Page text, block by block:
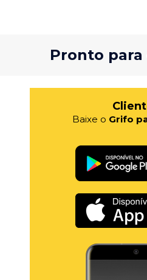
Pronto para
Baixe o Grifo